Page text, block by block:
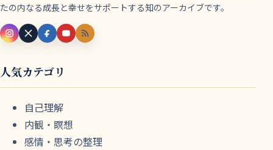
たの内なる成長と幸せをサポートする知のアーカイブです。
人気カテゴリ
自己理解
内観・瞑想
感情・思考の整理